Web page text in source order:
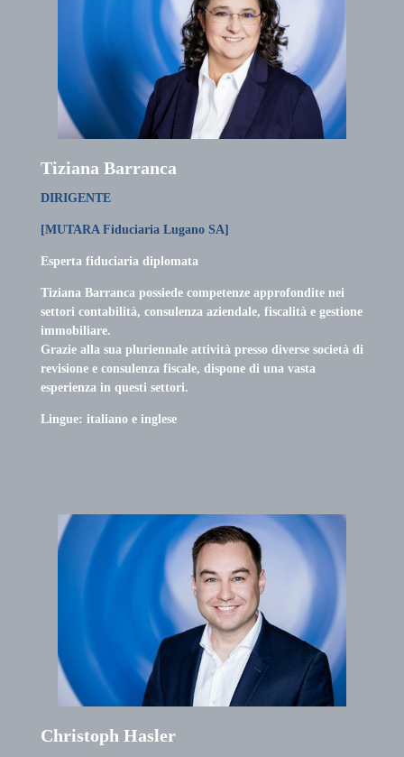
Tiziana Barranca
DIRIGENTE
[MUTARA Fiduciaria Lugano SA]
Esperta fiduciaria diplomata
Tiziana Barranca possiede competenze approfondite nei
settori contabilità, consulenza aziendale, fiscalità e gestione
immobiliare.
Grazie alla sua pluriennale attività presso diverse società di
revisione e consulenza fiscale, dispone di una vasta
esperienza in questi settori.
Lingue: italiano e inglese
Christoph Hasler